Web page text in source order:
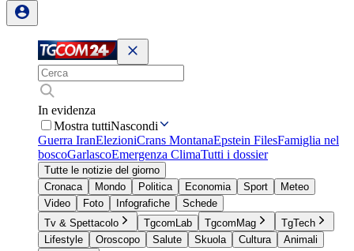
In evidenza
Mostra tuttiNascondi
Guerra IranElezioniCrans MontanaEpstein FilesFamiglia nel
boscoGarlascoEmergenza ClimaTutti i dossier
Tutte le notizie del giorno
Cronaca
Mondo Politica Economia Sport
Meteo
Video
Foto Infografiche
Schede
Tv & Spettacolo
TgcomLab TgcomMag
TgTech
Lifestyle
Oroscopo Salute Skuola Cultura
Animali